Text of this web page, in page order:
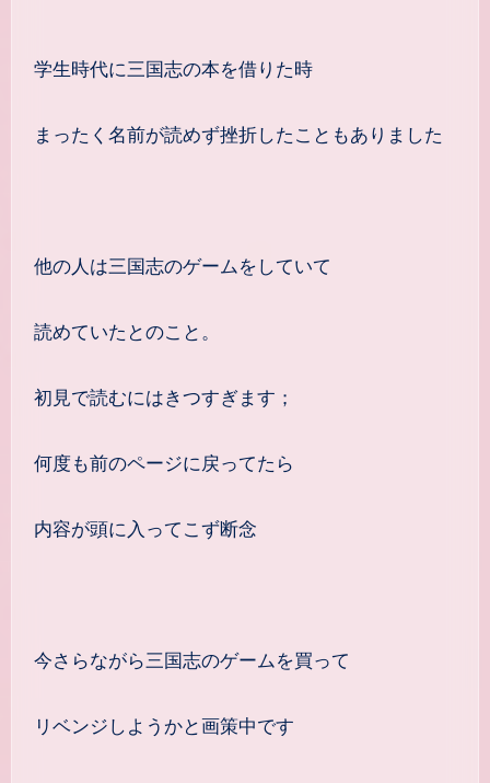
学生時代に三国志の本を借りた時
まったく名前が読めず挫折したこともありました
他の人は三国志のゲームをしていて
読めていたとのこと。
初見で読むにはきつすぎます；
何度も前のページに戻ってたら
内容が頭に入ってこず断念
今さらながら三国志のゲームを買って
リベンジしようかと画策中です